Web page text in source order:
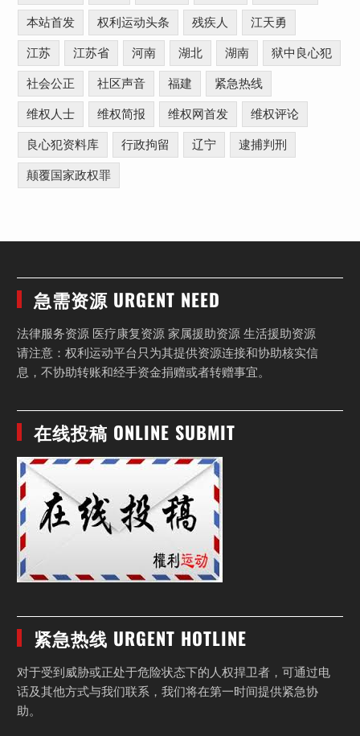
本站首发 权利运动头条 残疾人 江天勇
江苏 江苏省 河南 湖北 湖南 狱中良心犯
社会公正 社区声音 福建 紧急热线
维权人士 维权简报 维权网首发 维权评论
良心犯资料库 行政拘留 辽宁 逮捕判刑
颠覆国家政权罪
急需资源 URGENT NEED
法律服务资源 医疗康复资源 家属援助资源 生活援助资源
请注意：权利运动平台只为其提供资源连接和协助核实信
息，不协助转账和经手资金捐赠或者转赠事宜。
在线投稿 ONLINE SUBMIT
紧急热线 URGENT HOTLINE
对于受到威胁或正处于危险状态下的人权捍卫者，可通过电
话及其他方式与我们联系，我们将在第一时间提供紧急协
助。